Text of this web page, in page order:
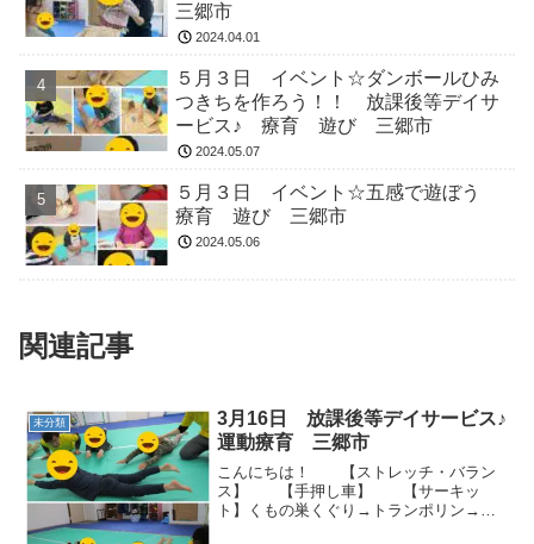
三郷市
2024.04.01
５月３日 イベント☆ダンボールひみ
つきちを作ろう！！ 放課後等デイサ
ービス♪ 療育 遊び 三郷市
2024.05.07
５月３日 イベント☆五感で遊ぼう
療育 遊び 三郷市
2024.05.06
関連記事
未分類
3月16日 放課後等デイサービス♪
運動療育 三郷市
こんにちは！ 【ストレッチ・バラン
ス】 【手押し車】 【サーキッ
ト】くもの巣くぐり→トランポリン→鉄